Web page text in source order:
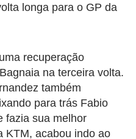
longa para o GP da
recuperação
na terceira volta.
também
para trás Fabio
fazia sua melhor
KTM, acabou indo ao